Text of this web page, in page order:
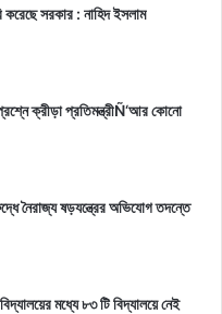
সরকার : নাহিদ ইসলাম
ক্রীড়া প্রতিমন্ত্রীÑ‘আর কোনো
নৈরাজ্য ষড়যন্ত্রের অভিযোগ তদন্তে
মধ্যে ৮৩ টি বিদ্যালয়ে নেই